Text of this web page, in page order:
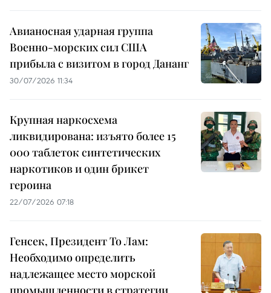
Авианосная ударная группа
Военно-морских сил США
прибыла с визитом в город Дананг
30/07/2026 11:34
Крупная наркосхема
ликвидирована: изъято более 15
000 таблеток синтетических
наркотиков и один брикет
героина
22/07/2026 07:18
Генсек, Президент То Лам:
Необходимо определить
надлежащее место морской